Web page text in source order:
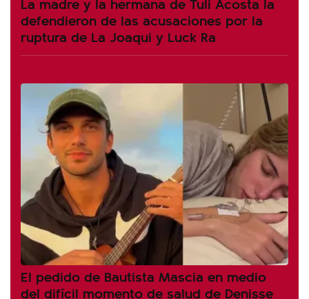
defendieron de las acusaciones por la
ruptura de La Joaqui y Luck Ra
El pedido de Bautista Mascia en medio
del difícil momento de salud de Denisse